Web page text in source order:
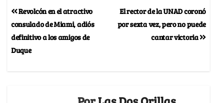
El rector de la UNAD coronó
por sexta vez, pero no puede
cantar victoria
Revolcón en el atractivo
consulado de Miami, adiós
definitivo a los amigos de
Duque